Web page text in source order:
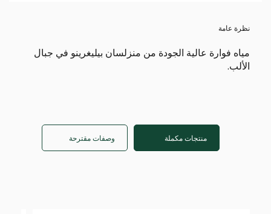
نظرة عامة
مياه فوارة عالية الجودة من منزلسان بيليغرينو في جبال
الألب.
منتجات مكملة وصفات مقترحة